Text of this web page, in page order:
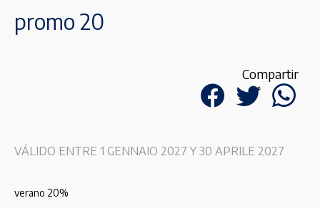
promo 20
Compartir
VÁLIDO ENTRE 1 GENNAIO 2027 Y 30 APRILE 2027
verano 20%